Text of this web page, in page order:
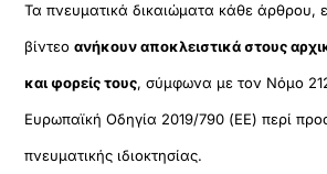
Τα πνευματικά δικαιώματα κάθε άρθρου,
βίντεοανήκουν αποκλειστικά στους
και φορείς τους, σύμφωνα με τον Νόμο
Ευρωπαϊκή Οδηγία 2019/790 (ΕΕ) περί
πνευματικής ιδιοκτησίας.